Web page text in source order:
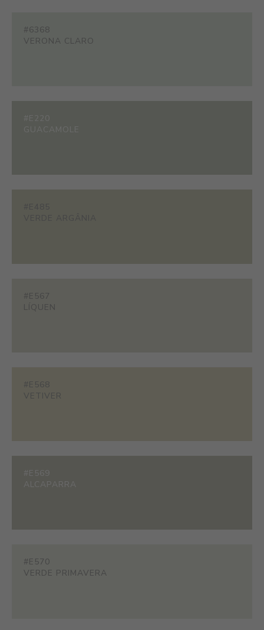
#6368
VERONA CLARO
#E567
LÍQUEN
#E568
VETIVER
#E569
ALCAPARRA
#E570
VERDE PRIMAVERA